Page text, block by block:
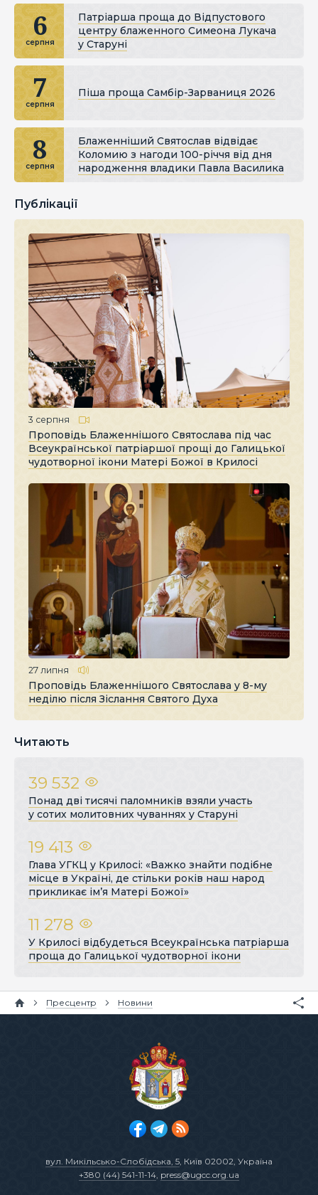
6
серпня
Патріарша проща до Відпустового
центру блаженного Симеона Лукача
у Старуні
7
серпня
Піша проща Самбір-Зарваниця 2026
8
серпня
Блаженніший Святослав відвідає
Коломию з нагоди 100-річчя від дня
народження владики Павла Василика
Публікації
3 серпня
Проповідь Блаженнішого Святослава під час
Всеукраїнської патріаршої прощі до Галицької
чудотворної ікони Матері Божої в Крилосі
27 липня
Проповідь Блаженнішого Святослава у 8-му
неділю після Зіслання Святого Духа
Читають
39 532
Понад дві тисячі паломників взяли участь
у сотих молитовних чуваннях у Старуні
19 413
Глава УГКЦ у Крилосі: «Важко знайти подібне
місце в Україні, де стільки років наш народ
прикликає ім’я Матері Божої»
11 278
У Крилосі відбудеться Всеукраїнська патріарша
проща до Галицької чудотворної ікони
Пресцентр Новини
вул. Микільсько-Слобідська, 5, Київ 02002, Україна
+380 (44) 541-11-14, press@ugcc.org.ua